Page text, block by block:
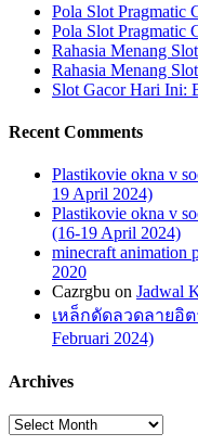
Pola Slot Pragmatic
Pola Slot Pragmatic
Rahasia Menang
Rahasia Menang
Slot Gacor Hari Ini:
Recent Comments
Plastikovie okna v
19 April 2024)
Plastikovie okna v
(16-19 April 2024)
minecraft animation
2020
Cazrgbu on Jadwal
เหล็กดัดลวดลายอิ
Februari 2024)
Archives
Archives